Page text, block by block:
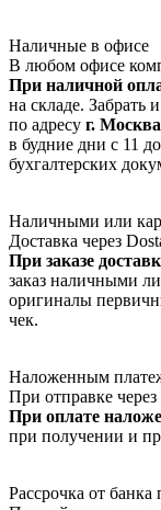
Наличные в офисе
В любом офисе
При наличной
на складе. Забрать
по адресу г.
в будние дни с 11
бухгалтерских
Наличными или
Доставка через
При заказе
заказ наличными
оригиналы
чек.
Наложенным
При отправке
При оплате
при получении и
Рассрочка от банка